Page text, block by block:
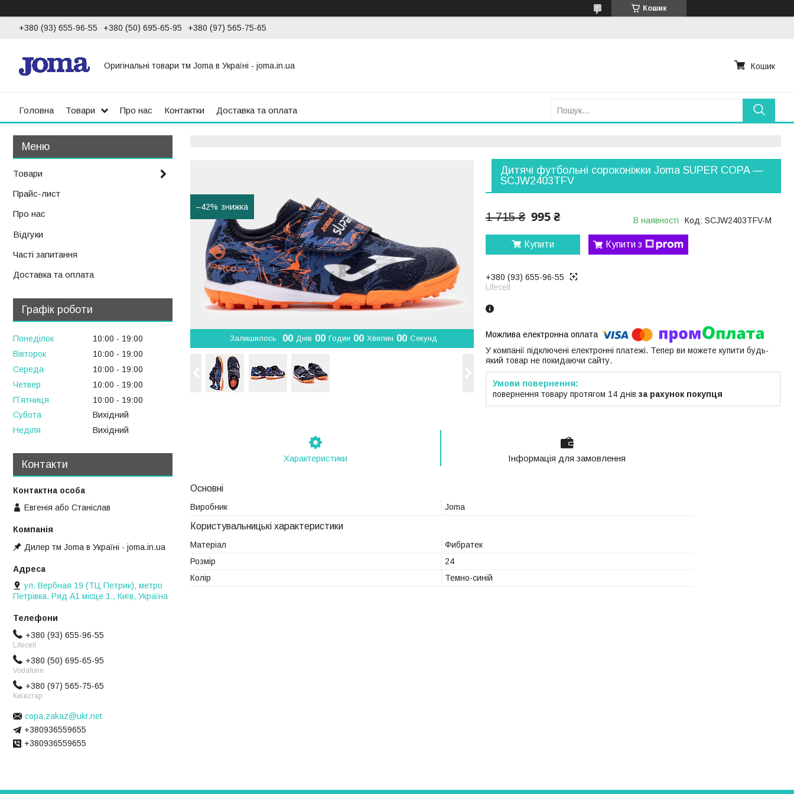
Кошик
+380 (93) 655-96-55 +380 (50) 695-65-95 +380 (97) 565-75-65
Оригінальні товари тм Joma в Україні - joma.in.ua Кошик
Головна Товари Про нас Контактки Доставка та оплата
–42%
Залишилось 00 Днів 00 Годин 00 Хвилин 00 Секунд
Дитячі футбольні сороконіжки Joma SUPER COPA —
SCJW2403TFV
1 715 ₴ 995 ₴ В наявності Код: SCJW2403TFV-М
Купити Купити з
+380 (93) 655-96-55
Lifecell
У компанії підключені електронні платежі. Тепер ви можете купити будь-
який товар не покидаючи сайту.
повернення товару протягом 14 днів за рахунок покупця
Характеристики Інформація для замовлення
Основні
Виробник Joma
Користувальницькі характеристики
Матеріал
Фибратек
Розмір
24
Колір
Темно-синій
Товари
Прайс-лист
Про нас
Відгуки
Часті запитання
Доставка та оплата
Графік роботи
Понеділок 10:00
19:00
Вівторок
10:00
19:00
Середа
10:00
19:00
Четвер
10:00
19:00
Пʼятниця
10:00
19:00
Субота
Вихідний
Неділя
Вихідний
Контакти
Евгенія або Станіслав
Дилер тм Joma в Україні - joma.in.ua
ул. Вербная 19 (ТЦ Петрик), метро
Петрівка. Ряд А1 місце 1., Київ, Україна
+380 (93) 655-96-55
Lifecell
+380 (50) 695-65-95
Vodafone
+380 (97) 565-75-65
Київстар
copa.zakaz@ukr.net
+380936559655
+380936559655